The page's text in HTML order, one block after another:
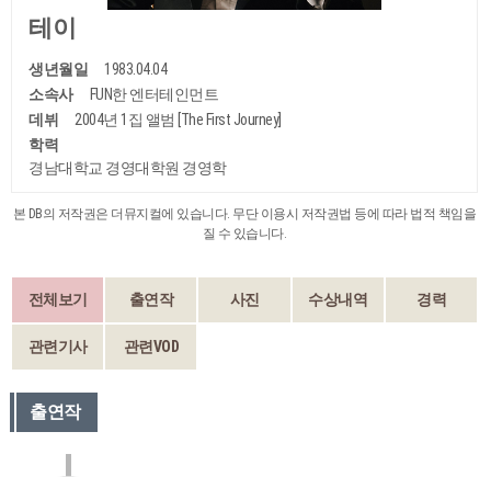
테이
생년월일
1983.04.04
소속사
FUN한 엔터테인먼트
데뷔
2004년 1집 앨범 [The First Journey]
학력
경남대학교 경영대학원 경영학
본 DB의 저작권은 더뮤지컬에 있습니다. 무단 이용시 저작권법 등에 따라 법적 책임을
질 수 있습니다.
전체보기 출연작 사진 수상내역 경력
관련기사 관련VOD
출연작